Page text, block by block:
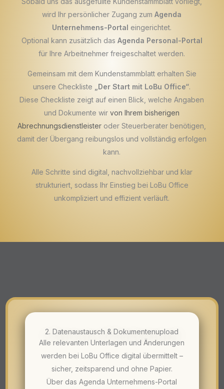
wird Ihr persönlicher Zugang zumAgenda
Unternehmens-Portal eingerichtet.
Optional kann zusätzlich das Agenda Personal-Portal
für Ihre Arbeitnehmer freigeschaltet werden.
Gemeinsam mit dem Kundenstammblatt erhalten Sie
unsere Checkliste
„Der Start mit LoBu Office“.
Diese Checkliste zeigt auf einen Blick, welche Angaben
und Dokumente wirvon Ihrem bisherigen
Abrechnungsdienstleister oder Steuerberater benötigen,
damit der Übergang reibungslos und vollständig erfolgen
kann.
Alle Schritte sind digital, nachvollziehbar und klar
strukturiert, sodass Ihr Einstieg bei LoBu Office
unkompliziert und effizient verläuft.
2. Datenaustausch & Dokumentenupload
Alle relevanten Unterlagen und Änderungen
werden bei LoBu Office digital übermittelt –
sicher, zeitsparend und ohne Papier.
Über das Agenda Unternehmens-Portal